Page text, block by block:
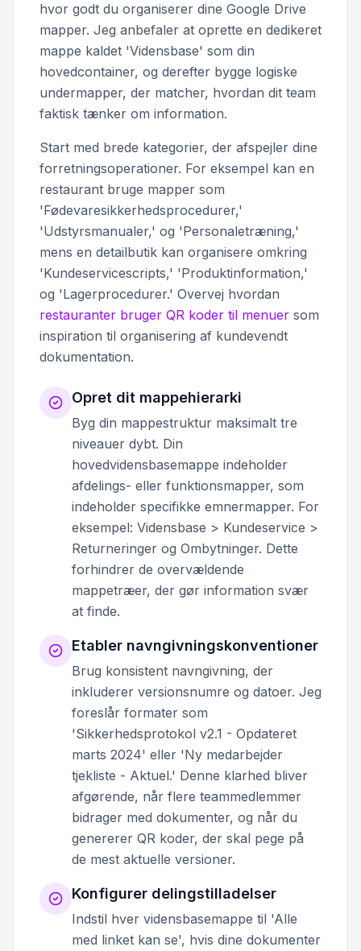
hvor godt du organiserer dine Google Drive
mapper. Jeg anbefaler at oprette en dedikeret
mappe kaldet 'Vidensbase' som din
hovedcontainer, og derefter bygge logiske
undermapper, der matcher, hvordan dit team
faktisk tænker om information.
Start med brede kategorier, der afspejler dine
forretningsoperationer. For eksempel kan en
restaurant bruge mapper som
'Fødevaresikkerhedsprocedurer,'
'Udstyrsmanualer,' og 'Personaletræning,'
mens en detailbutik kan organisere omkring
'Kundeservicescripts,' 'Produktinformation,'
og 'Lagerprocedurer.' Overvej hvordan
restauranter bruger QR koder til menuer som
inspiration til organisering af kundevendt
dokumentation.
Opret dit mappehierarki
Byg din mappestruktur maksimalt tre
niveauer dybt. Din
hovedvidensbasemappe indeholder
afdelings- eller funktionsmapper, som
indeholder specifikke emnermapper. For
eksempel: Vidensbase > Kundeservice >
Returneringer og Ombytninger. Dette
forhindrer de overvældende
mappetræer, der gør information svær
at finde.
Etabler navngivningskonventioner
Brug konsistent navngivning, der
inkluderer versionsnumre og datoer. Jeg
foreslår formater som
'Sikkerhedsprotokol v2.1 - Opdateret
marts 2024' eller 'Ny medarbejder
tjekliste - Aktuel.' Denne klarhed bliver
afgørende, når flere teammedlemmer
bidrager med dokumenter, og når du
genererer QR koder, der skal pege på
de mest aktuelle versioner.
Konfigurer delingstilladelser
Indstil hver vidensbasemappe til 'Alle
med linket kan se', hvis dine dokumenter